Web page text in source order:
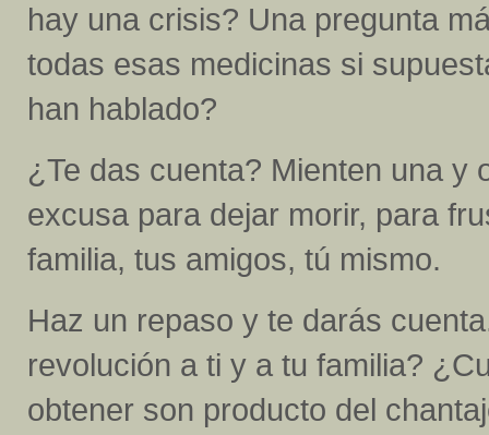
hay una crisis? Una pregunta
todas esas medicinas si
han hablado?
¿Te das cuenta? Mienten una y
excusa para dejar morir, para
familia, tus amigos, tú mismo.
Haz un repaso y te darás
revolución a ti y a tu familia?
obtener son producto del